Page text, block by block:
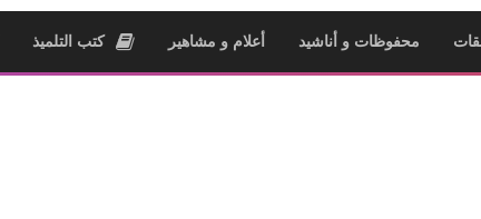
محفوظات و أناشيد أعلام و مشاهير كتب التلميذ